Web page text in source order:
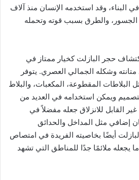
البناء، وقد استخدمه الإنسان منذ آلاف
الجسور، والطرق بسبب قوته وتحمله
حجر البازلت كخيار ممتاز في
وشكله الجمالي العصري. يتوفر
البلاطات المقطوعة، المكعبات، والبلاط
ويمكن استخدامه في العديد من
القابل للانزلاق جعله مفضلاً في
إضافي مثل المداخل والحدائق
أيضًا بخاصيته الفريدة في امتصاص
يجعله ملائمًا جدًا للمناطق التي تشهد